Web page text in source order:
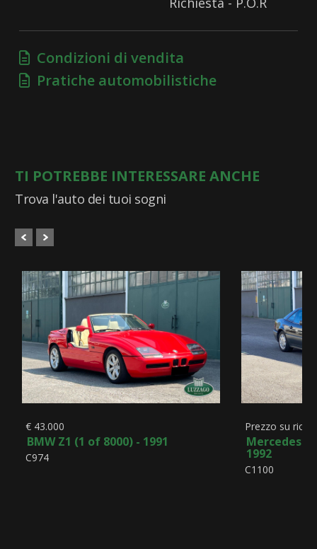
Condizioni di vendita
Pratiche automobilistiche
TI POTREBBE INTERESSARE ANCHE
Trova l'auto dei tuoi sogni
€ 43.000
BMW Z1 (1 of 8000) - 1991
C974
Prezzo su
Mercedes-
1992
C1100